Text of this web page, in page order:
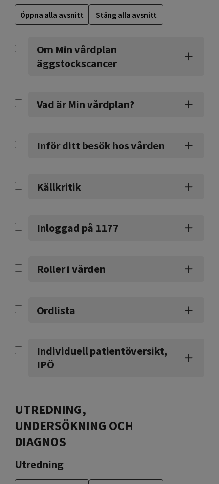
Öppna alla avsnitt Stäng alla avsnitt
Om Min vårdplan
äggstockscancer
Vad är Min vårdplan?
Inför ditt besök hos vården
Källkritik
Inloggad på 1177
Roller i vården
Ordlista
Individuell patientöversikt,
IPÖ
UTREDNING,
UNDERSÖKNING OCH
DIAGNOS
Utredning